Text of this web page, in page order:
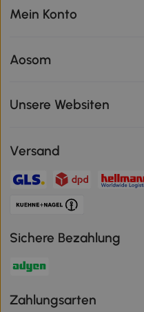
Mein Konto
Aosom
Unsere Websiten
Versand
Sichere Bezahlung
Zahlungsarten